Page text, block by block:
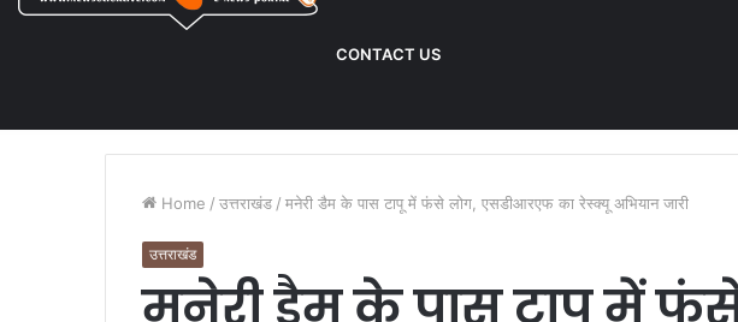
CONTACT US
Home / उत्तराखंड / मनेरी डैम के पास टापू में फंसे लोग, एसडीआरएफ का रेस्क्यू अभियान जारी
उत्तराखंड
मनेरी डैम के पास टापू में